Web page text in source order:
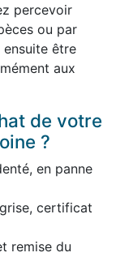
percevoir
ou par
être
aux
de votre
?
en panne
certificat
remise du